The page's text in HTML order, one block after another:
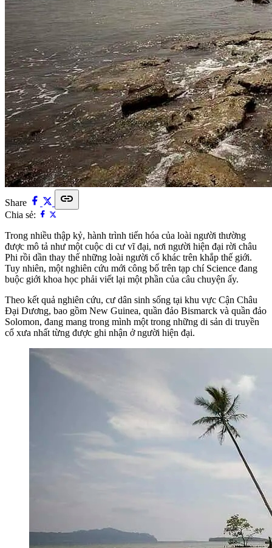
Share link
Chia sẻ:
Trong nhiều thập kỷ, hành trình tiến hóa của loài người thường
được mô tả như một cuộc di cư vĩ đại, nơi người hiện đại rời châu
Phi rồi dần thay thế những loài người cổ khác trên khắp thế giới.
Tuy nhiên, một nghiên cứu mới công bố trên tạp chí Science đang
buộc giới khoa học phải viết lại một phần của câu chuyện ấy.
Theo kết quả nghiên cứu, cư dân sinh sống tại khu vực Cận Châu
Đại Dương, bao gồm New Guinea, quần đảo Bismarck và quần đảo
Solomon, đang mang trong mình một trong những di sản di truyền
cổ xưa nhất từng được ghi nhận ở người hiện đại.